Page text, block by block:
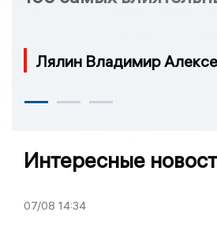
Лялин Владимир
Интересные
07/08 14:34